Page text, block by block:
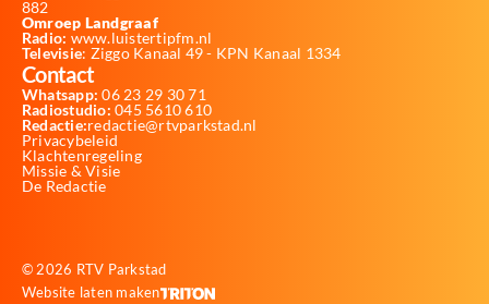
882
Omroep Landgraaf
Radio: www.luistertipfm.nl
Televisie: Ziggo Kanaal 49 - KPN Kanaal 1334
Contact
Whatsapp: 06 23 29 30 71
Radiostudio: 045 5610 610
Redactie:redactie@rtvparkstad.nl
Privacybeleid
Klachtenregeling
Missie & Visie
De Redactie
© 2026 RTV Parkstad
Website laten maken